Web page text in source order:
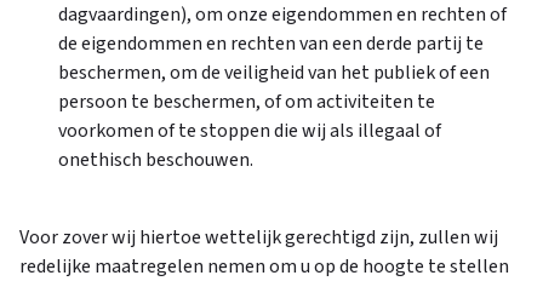
dagvaardingen), om onze eigendommen en rechten of
de eigendommen en rechten van een derde partij te
beschermen, om de veiligheid van het publiek of een
persoon te beschermen, of om activiteiten te
voorkomen of te stoppen die wij als illegaal of
onethisch beschouwen.
Voor zover wij hiertoe wettelijk gerechtigd zijn, zullen wij
redelijke maatregelen nemen om u op de hoogte te stellen